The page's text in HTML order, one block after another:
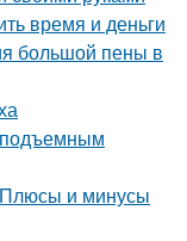
время и деньги
большой пены в
подъемным
и минусы